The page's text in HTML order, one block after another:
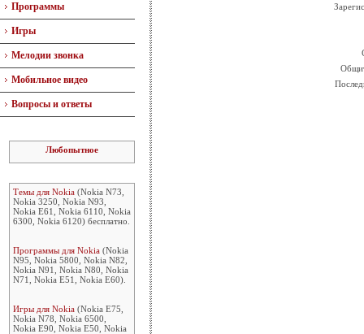
Программы
Игры
Мелодии звонка
Мобильное видео
Вопросы и ответы
Любопытное
Темы для Nokia (Nokia N73,
Nokia 3250, Nokia N93,
Nokia E61, Nokia 6110, Nokia
6300, Nokia 6120) бесплатно.
Программы для Nokia (Nokia
N95, Nokia 5800, Nokia N82,
Nokia N91, Nokia N80, Nokia
N71, Nokia E51, Nokia E60).
Игры для Nokia (Nokia E75,
Nokia N78, Nokia 6500,
Nokia E90, Nokia E50, Nokia